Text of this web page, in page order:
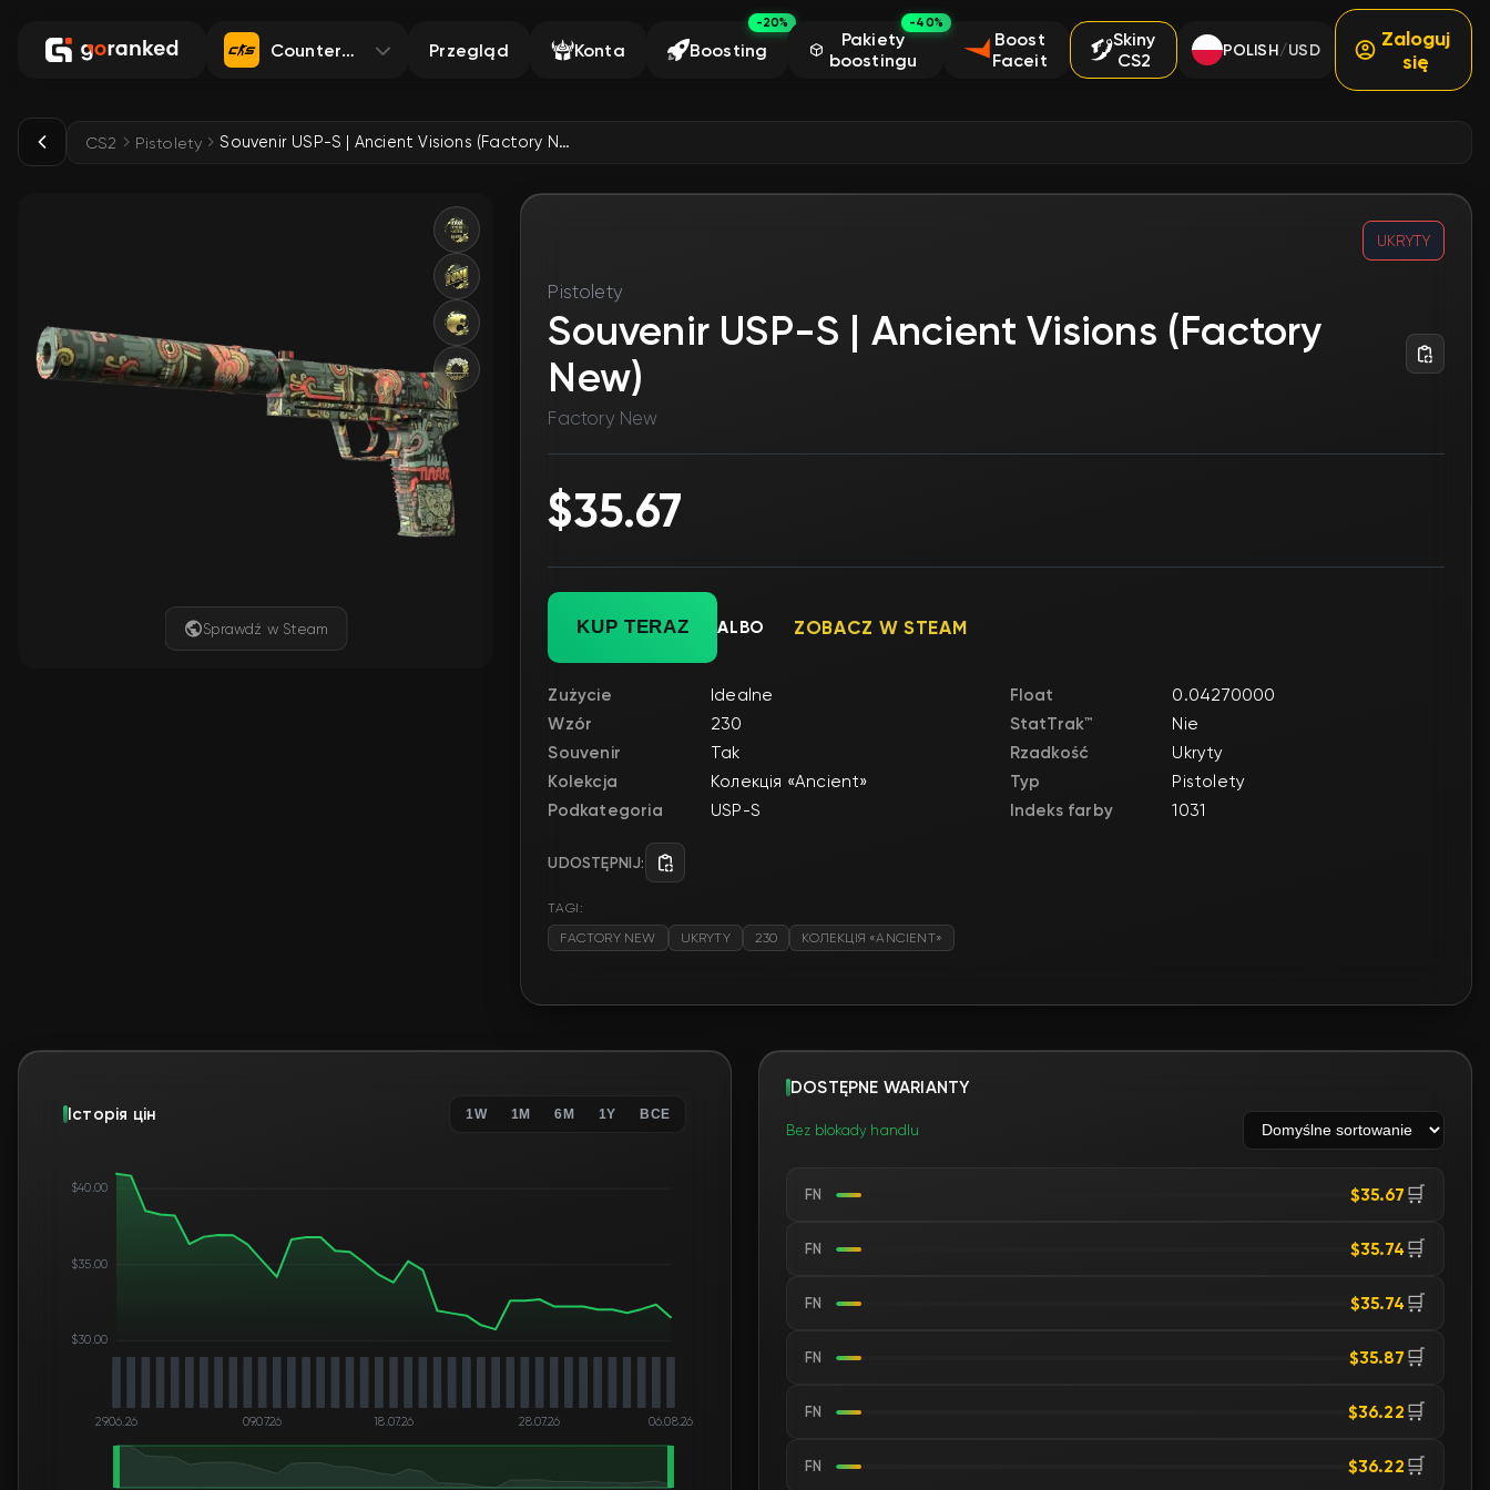
Counter-Strike 2 Przegląd Konta Boosting
-20%
Pakiety
boostingu
-40%
Boost
Faceit
Skiny
CS2
POLISH/USD
Zaloguj
się
CS2 Pistolety Souvenir USP-S | Ancient Visions (Factory New)
Sprawdź w Steam
UKRYTY
Pistolety
Souvenir USP-S | Ancient Visions (Factory
New)
Factory New
$35.67
KUP TERAZ ALBO ZOBACZ W STEAM
Zużycie Idealne Float
0.04270000
Wzór
230 StatTrak™
Nie
Souvenir
Tak Rzadkość
Ukryty
Kolekcja
Колекція «Ancient» Typ
Pistolety
Podkategoria
USP-S Indeks farby 1031
UDOSTĘPNIJ:
TAGI:
FACTORY NEW
UKRYTY 230 КОЛЕКЦІЯ «ANCIENT»
Історія цін 1W 1M 6M 1Y ВСЕ
$30.00
$35.00
$40.00
29.06.26 09.07.26 18.07.26 28.07.26 06.08.26
DOSTĘPNE WARIANTY
Bez blokady handlu
FN $35.67 🛒
FN $35.74 🛒
FN $35.74 🛒
FN $35.87 🛒
FN $36.22 🛒
FN $36.22 🛒